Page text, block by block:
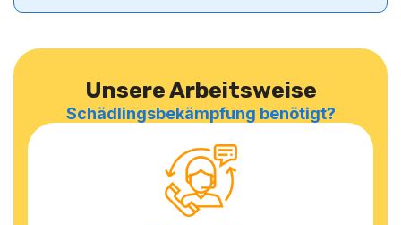
Unsere Arbeitsweise
Schädlingsbekämpfung benötigt?